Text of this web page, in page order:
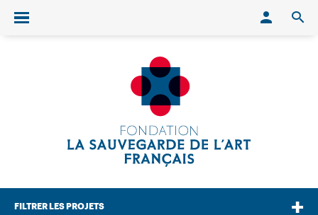
Ouvrir/fermer le menu
FILTRER LES PROJETS